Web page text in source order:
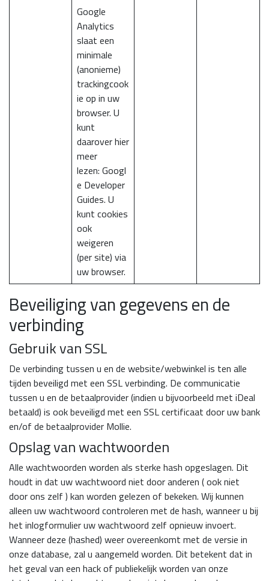
Google
Analytics
slaat een
minimale
(anonieme)
trackingcook
ie op in uw
browser. U
kunt
daarover hier
meer
lezen: Googl
e Developer
Guides. U
kunt cookies
ook
weigeren
(per site) via
uw browser.
Beveiliging van gegevens en de
verbinding
Gebruik van SSL
De verbinding tussen u en de website/webwinkel is ten alle
tijden beveiligd met een SSL verbinding. De communicatie
tussen u en de betaalprovider (indien u bijvoorbeeld met iDeal
betaald) is ook beveiligd met een SSL certificaat door uw bank
en/of de betaalprovider Mollie.
Opslag van wachtwoorden
Alle wachtwoorden worden als sterke hash opgeslagen. Dit
houdt in dat uw wachtwoord niet door anderen ( ook niet
door ons zelf ) kan worden gelezen of bekeken. Wij kunnen
alleen uw wachtwoord controleren met de hash, wanneer u bij
het inlogformulier uw wachtwoord zelf opnieuw invoert.
Wanneer deze (hashed) weer overeenkomt met de versie in
onze database, zal u aangemeld worden. Dit betekent dat in
het geval van een hack of publiekelijk worden van onze